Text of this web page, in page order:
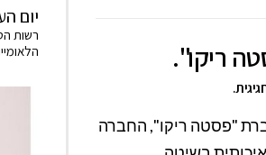
ריקו".
"פסטה ריקו", החברה
יום
רשות